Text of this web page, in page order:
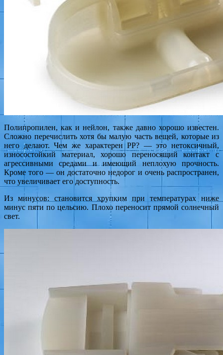
Полипропилен, как и нейлон, также давно хорошо известен.
Сложно перечислить хотя бы малую часть вещей, которые из
него делают. Чем же характерен PP? — это нетоксичный,
износостойкий материал, хорошо переносящий контакт с
агрессивными средами и имеющий неплохую прочность.
Кроме того — он достаточно недорог и очень распространен,
что увеличивает его доступность.
Из минусов: становится хрупким при температурах ниже
минус пяти по цельсию. Плохо переносит прямой солнечный
свет.